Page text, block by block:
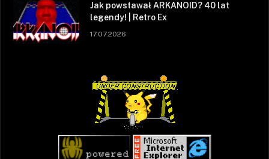
Jak powstawał ARKANOID? 40 lat
legendy! | Retro Ex
17.07.2026